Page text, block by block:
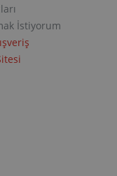
İstiyorum